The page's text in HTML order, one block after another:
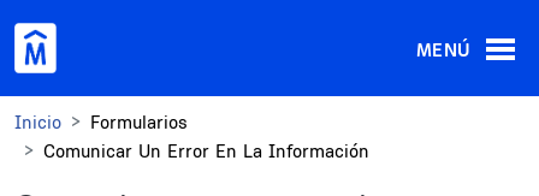
MENÚ
Inicio
Formularios
Comunicar Un Error En La Información